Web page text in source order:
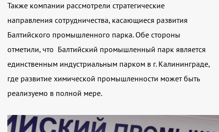
Также компании рассмотрели стратегические
направления сотрудничества, касающиеся развития
Балтийского промышленного парка. Обе стороны
отметили, что Балтийский промышленный парк является
единственным индустриальным парком в г. Калининграде,
где развитие химической промышленности может быть
реализуемо в полной мере.